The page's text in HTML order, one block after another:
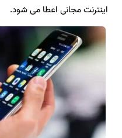
آموزش
اینترنت مجانی اعطا می شود.